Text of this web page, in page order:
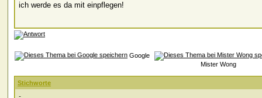
ich werde es da mit einpflegen!
Google
Mister Wong
Stichworte
-